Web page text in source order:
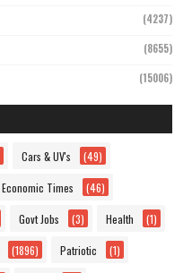
(4237)
(8655)
(15006)
Cars & UV's (49)
Economic Times (46)
Govt Jobs (3) Health (1)
(1896) Patriotic (1)